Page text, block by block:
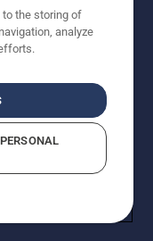
De
Alle
directe aankoop.
Imprint
to the storing of
analyze